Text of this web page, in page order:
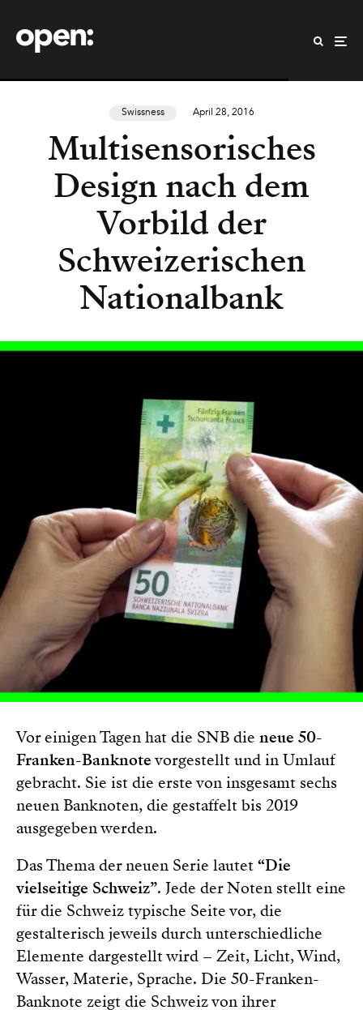
Swissness April 28, 2016
Multisensorisches
Design nach dem
Vorbild der
Schweizerischen
Nationalbank
Vor einigen Tagen hat die SNB die neue 50-
Franken-Banknotevorgestellt und in Umlauf
gebracht. Sie ist die erste von insgesamt sechs
neuen Banknoten, die gestaffelt bis 2019
ausgegeben werden.
Das Thema der neuen Serie lautet“Die
vielseitige Schweiz”. Jede der Noten stellt eine
für die Schweiz typische Seite vor, die
gestalterisch jeweils durch unterschiedliche
Elemente dargestellt wird – Zeit, Licht, Wind,
Wasser, Materie, Sprache. Die 50-Franken-
Banknote zeigt die Schweiz von ihrer